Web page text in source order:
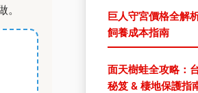
巨人守宮價格全解
飼養成本指南
面天樹蛙全攻略：
秘笈 & 棲地保護指